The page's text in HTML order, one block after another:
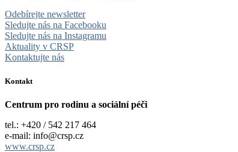
Odebírejte newsletter
Sledujte nás na Facebooku
Sledujte nás na Instagramu
Aktuality v CRSP
Kontaktujte nás
Kontakt
Centrum pro rodinu a sociální péči
tel.: +420 / 542 217 464
e-mail: info@crsp.cz
www.crsp.cz